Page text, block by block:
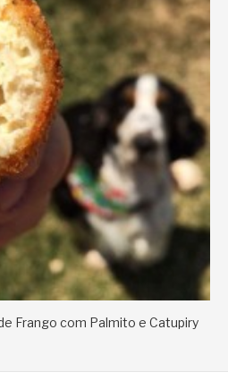
Frango com Palmito e Catupiry